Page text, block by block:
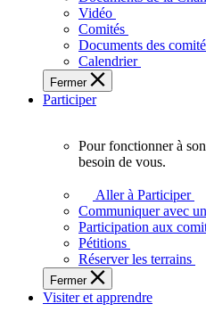
touchent
des
Ontariennes
et
Vidéo
Comités
Documents des
Calendrier
Fermer
Participer
plein
potentiel,
l'Assemblée
a
besoin
de
Pour fonctionner à
besoin de vous.
Aller à Participer
Communiquer avec
Participation aux
Pétitions
Réserver les terrains
Fermer
Visiter et apprendre